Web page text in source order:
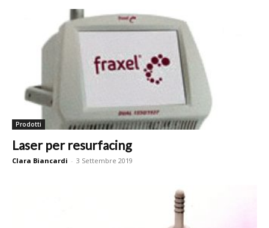
Prodotti
Laser per resurfacing
Clara Biancardi - 3 Settembre 2019